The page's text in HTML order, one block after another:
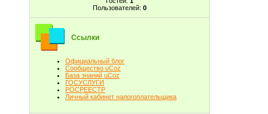
Пользователей: 0
Ссылки
Официальный блог
Сообщество uCoz
База знаний uCoz
ГОСУСЛУГИ
РОСРЕЕСТР
Личный кабинет налогоплательщика